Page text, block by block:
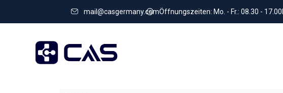
mail@casgermany.comÖffnungszeiten: Mo. - Fr.: 08.30 - 17.00